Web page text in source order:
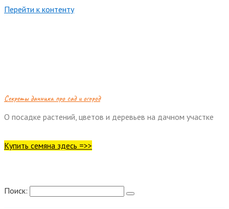
Перейти к контенту
Cекреты дачника про сад и огород
О посадке растений, цветов и деревьев на дачном участке
Купить семяна здесь =>>
Поиск: